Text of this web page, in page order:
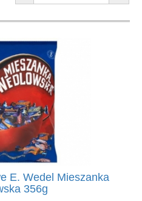
E. Wedel Mieszanka
356g